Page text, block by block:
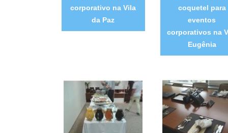
corporativo na Vila
da Paz
coquetel para
eventos
corporativos na
Eugênia